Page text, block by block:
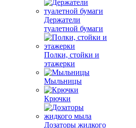
Держатели
туалетной бумаги
Полки, стойки и
этажерки
Мыльницы
Крючки
Дозаторы жидкого